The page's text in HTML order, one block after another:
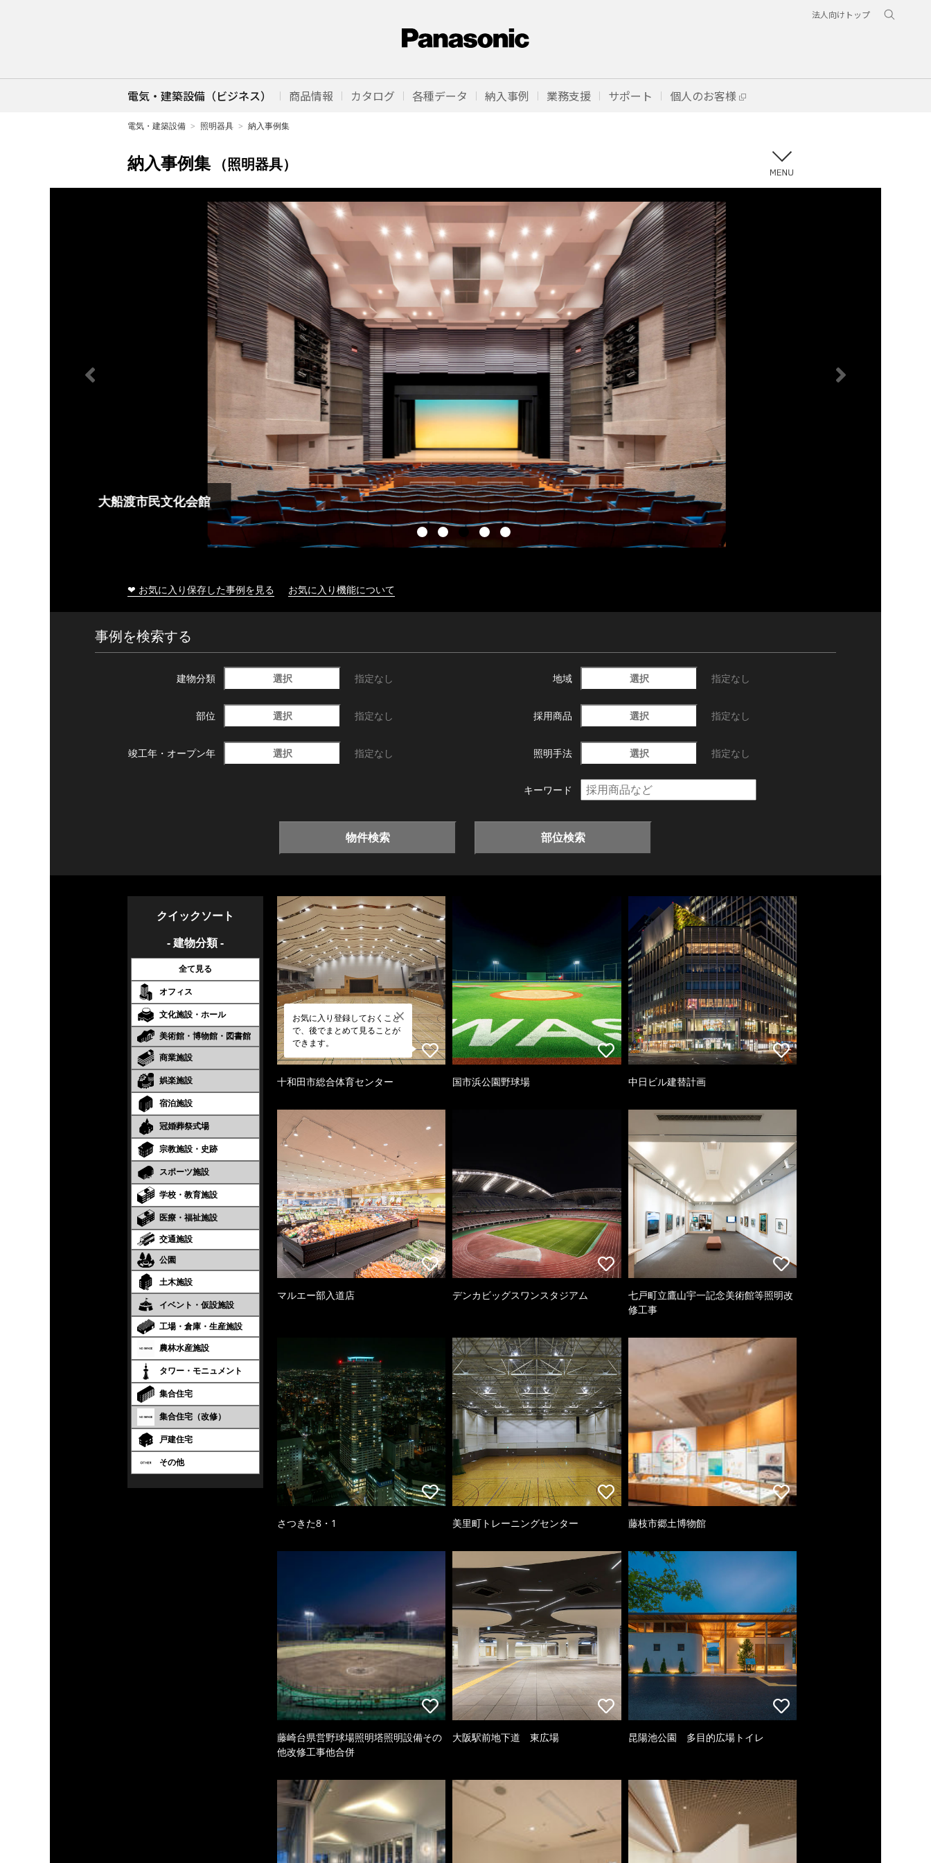
法人向けトップ
電気・建築設備（ビジネス） 商品情報 カタログ 各種データ 納入事例 業務支援 サポート 個人のお客様
電気・建築設備 照明器具 納入事例集
納入事例集 （照明器具）
大船渡市民文化会館
❤ お気に入り保存した事例を見る お気に入り機能について
事例を検索する
建物分類 選択 指定なし 地域 選択 指定なし
部位 選択 指定なし 採用商品 選択 指定なし
竣工年・ オープン年 選択 指定なし 照明手法 選択 指定なし
キーワード
物件検索 部位検索
クイックソート
- 建物分類 -
全て見る
オフィス
文化施設・ホール
美術館・博物館・図書館
商業施設
娯楽施設
宿泊施設
冠婚葬祭式場
宗教施設・史跡
スポーツ施設
学校・教育施設
医療・福祉施設
交通施設
公園
土木施設
イベント・仮設施設
工場・倉庫・生産施設
農林水産施設
タワー・モニュメント
集合住宅
集合住宅（改修）
戸建住宅
その他
お気に入り登録しておくこと
で、後でまとめて見ることが
できます。
十和田市総合体育センター 国市浜公園野球場 中日ビル建替計画
マルエー部入道店 デンカビッグスワンスタジアム
七戸町立鷹山宇一記念美術館等照明改
修工事
さつきた8・1 美里町トレーニングセンター 藤枝市郷土博物館
藤崎台県営野球場照明塔照明設備その
他改修工事他合併
大阪駅前地下道 東広場 昆陽池公園 多目的広場トイレ